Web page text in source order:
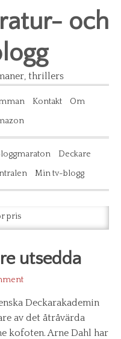
och
thrillers
Kontakt
Om
Deckare
Min tv-blogg
pris
utsedda
Deckarakademin
av det åtråvärda
kofoten. Arne Dahl har